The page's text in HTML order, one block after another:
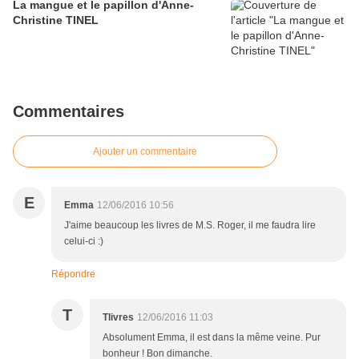
La mangue et le papillon d'Anne-
Christine TINEL
Commentaires
Ajouter un commentaire
E Emma 12/06/2016 10:56
J'aime beaucoup les livres de M.S. Roger, il me faudra lire
celui-ci :)
Répondre
T Tlivres 12/06/2016 11:03
Absolument Emma, il est dans la même veine. Pur
bonheur ! Bon dimanche.